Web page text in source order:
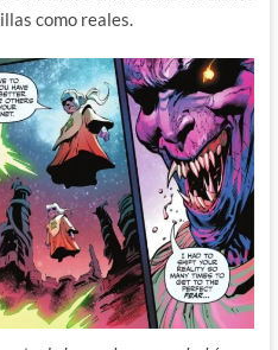
como reales.